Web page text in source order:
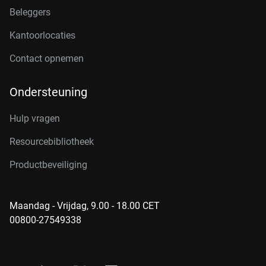
Beleggers
Kantoorlocaties
Contact opnemen
Ondersteuning
Hulp vragen
Resourcebibliotheek
Productbeveiliging
Maandag - Vrijdag, 9.00 - 18.00 CET
00800-27549338